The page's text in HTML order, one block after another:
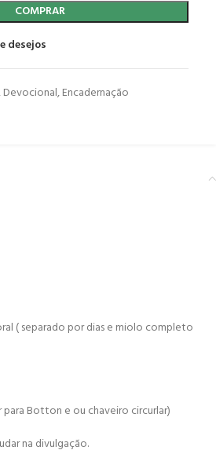
COMPRAR
desejos
Devocional,Encadernação
( separado por dias e miolo completo
para Botton e ou chaveiro circurlar)
na divulgação.